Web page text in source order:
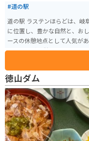
#道の駅
道の駅 ラステンほらどは、岐
に位置し、豊かな自然と、おしゃれ
ースの休憩地点として人気が
カリーなどが併設されています。 バイクで訪れる場合、道の駅には
た駐車場が完備されているの
は、周辺の観光拠点として活用できます。 ラステン
で、特に板取川渓谷は景観が
ジャーを楽しむことができます。 また、関市は刃物の町として知
り、道の駅でも包丁などの刃
は、お土産にも最適です。
徳山ダム